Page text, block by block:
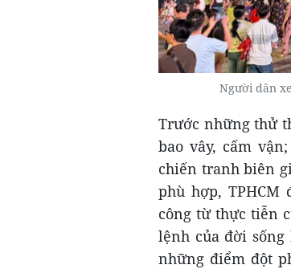
Người dân
Trước những thử
bao vây, cấm
chiến tranh biên
phù hợp,
công từ thực tiễn
lệnh của đời
những điểm đột